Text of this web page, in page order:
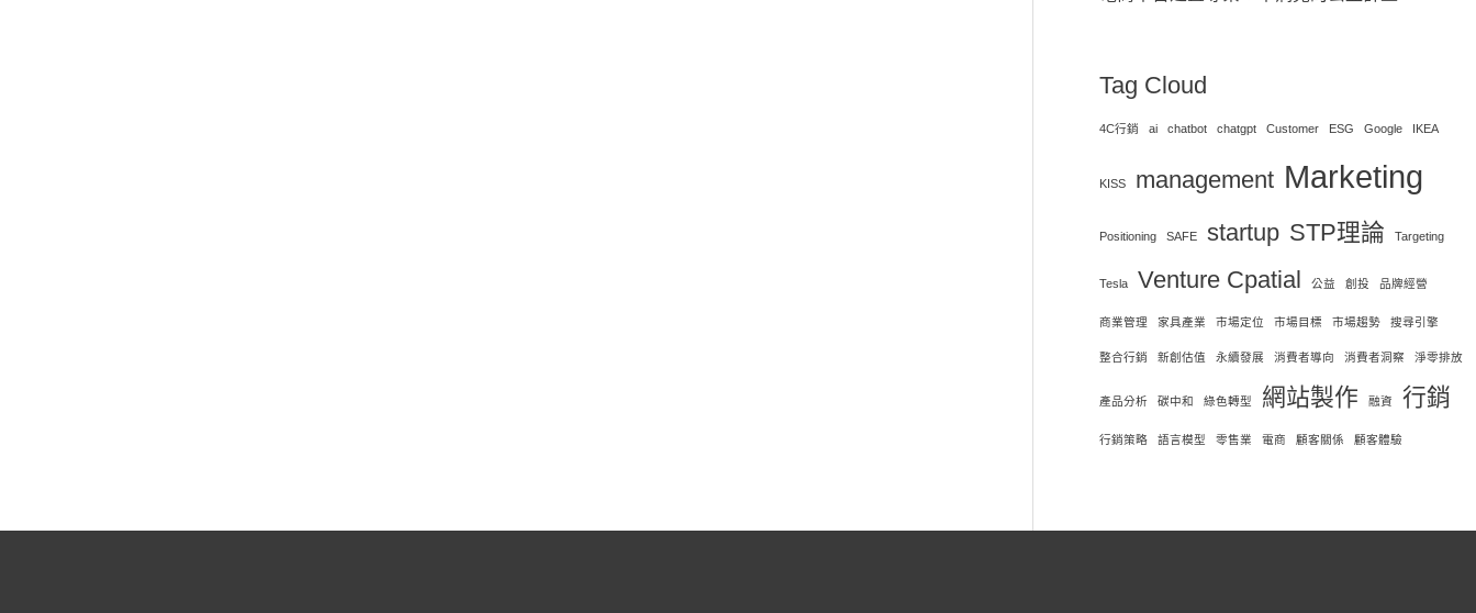
Tag Cloud
4C行銷 ai chatbot chatgpt Customer ESG Google IKEA
KISS management Marketing
Positioning SAFE startup STP理論 Targeting
Tesla Venture Cpatial 公益 創投 品牌經營
商業管理 家具產業 市場定位 市場目標 市場趨勢 搜尋引擎
整合行銷 新創估值 永續發展 消費者導向 消費者洞察 淨零排放
產品分析 碳中和 綠色轉型 網站製作 融資 行銷
行銷策略 語言模型 零售業 電商 顧客關係 顧客體驗